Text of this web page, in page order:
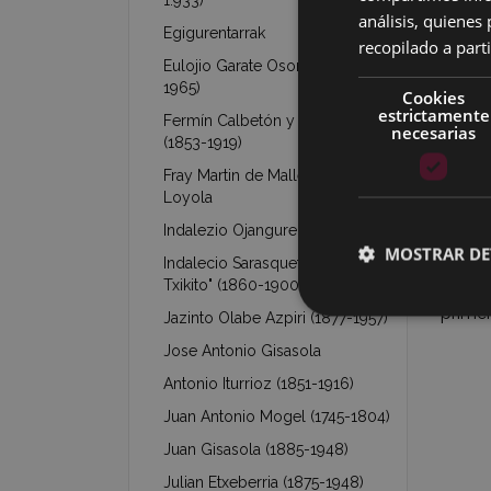
A lo
Egigurentarrak
Eulojio Garate Osoro (1889-
1965)
Fermín Calbetón y Blanchón
(1853-1919)
Fray Martin de Mallea y de
Loyola
Indalezio Ojanguren (1887-1972)
Indalecio Sarasqueta "Eibarko
Txikito" (1860-1900)
Jazinto Olabe Azpiri (1877-1957)
Jose Antonio Gisasola
Antonio Iturrioz (1851-1916)
Juan Antonio Mogel (1745-1804)
Juan Gisasola (1885-1948)
Julian Etxeberria (1875-1948)
análisis,
recopilado a
Cookies
estrictamente
necesarias
MOSTRAR